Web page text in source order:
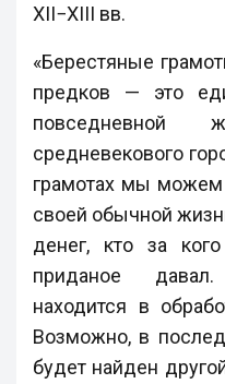
XII−XIII вв.
«Берестяные
предков — это
средневекового
грамотах мы можем
своей обычной
денег, кто за
приданое
находится в
Возможно, в
будет найден